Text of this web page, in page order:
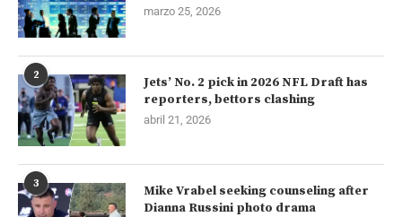
marzo 25, 2026
2
Jets’ No. 2 pick in 2026 NFL Draft has
reporters, bettors clashing
abril 21, 2026
3
Mike Vrabel seeking counseling after
Dianna Russini photo drama